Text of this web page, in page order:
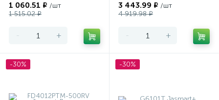
1 060.51 ₽ /шт
1 515.02 ₽
- +
3 443.99 ₽ /шт
4 919.98 ₽
- +
-30% -30%